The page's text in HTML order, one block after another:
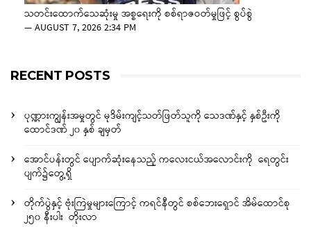
သတင်းထောက်သေဆုံးမှု အစ္စရေးကို စစ်ရာဇဝတ်မှုဖြင့် စွပ်စွဲ
—AUGUST 7, 2026 2:34 PM
RECENT POSTS
ပုဏ္ဏားကျွန်းအမှုတွင် မုဒိမ်းကျင့်သတ်ဖြတ်သူကို သေဒဏ်နှင့် နှစ်ဦးကို
ထောင်ဒဏ် ၂၀ နှစ် ချမှတ်
အောင်ပန်းတွင် ပျောက်ဆုံးနေသည့် ကလေးငယ်အလောင်းကို ရေတွင်း
ပျက်၌တွေ့ရှိ
တိုက်ပွဲနှင့် ဗုံးကြဲမှုများကြောင့် ကရင်နီတွင် စစ်ဘေးရှောင် အိမ်ထောင်စု
၂၅၀ နီးပါး တိုးလာ